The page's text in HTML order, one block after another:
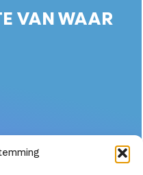
VAN WAAR